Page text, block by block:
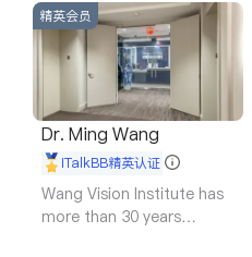
商铺租售
开发商建商
精英会员
Dr. Ming Wang
iTalkBB精英认证
Wang Vision Institute has
more than 30 years